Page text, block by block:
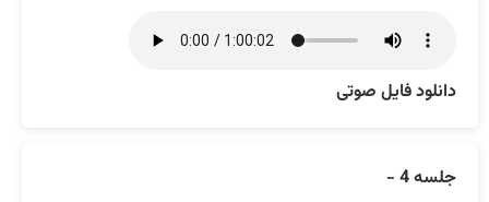
دانلود فایل صوتی
جلسه 4 -